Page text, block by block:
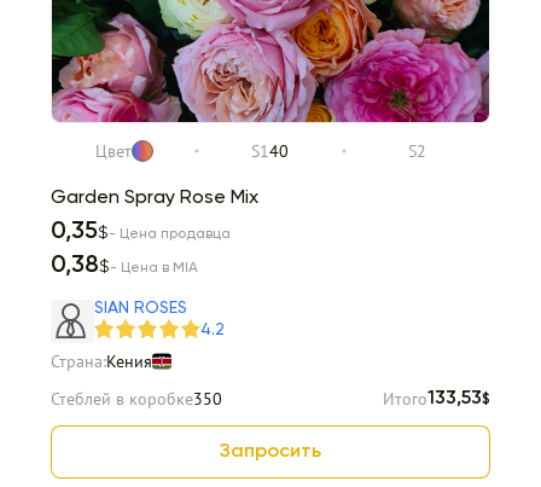
Цвет S140 S2
Garden Spray Rose Mix
0,35$- Цена продавца
0,38$- Цена в MIA
SIAN ROSES
4.2
Страна:Кения
Стеблей в коробке350 Итого133,53$
Запросить